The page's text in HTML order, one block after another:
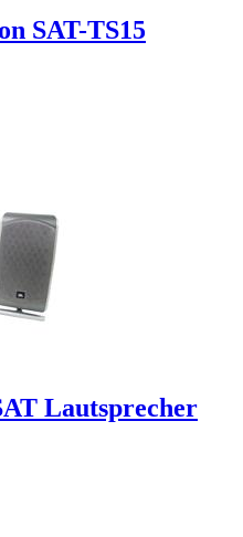
SAT-TS15
Lautsprecher